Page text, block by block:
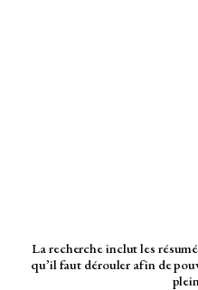
La recherche inclut les
qu’il faut dérouler afin de